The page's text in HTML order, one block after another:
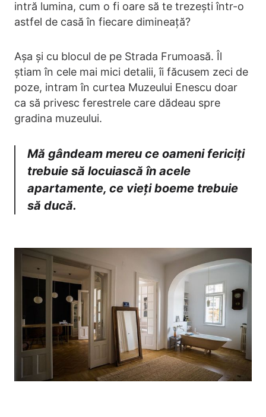
intră lumina, cum o fi oare să te trezești într-o
astfel de casă în fiecare dimineață?
Așa și cu blocul de pe Strada Frumoasă. Îl
știam în cele mai mici detalii, îi făcusem zeci de
poze, intram în curtea Muzeului Enescu doar
ca să privesc ferestrele care dădeau spre
gradina muzeului.
Mă gândeam mereu ce oameni fericiți
trebuie să locuiască în acele
apartamente, ce vieți boeme trebuie
să ducă.